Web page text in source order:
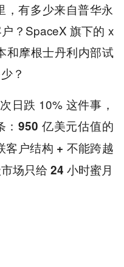
，有多少来自普华永
？SpaceX 旗下的 x
和摩根士丹利内部试
？
日跌 10% 这件事，
：950 亿美元估值的
客户结构 + 不能跨越
场只给 24 小时蜜月